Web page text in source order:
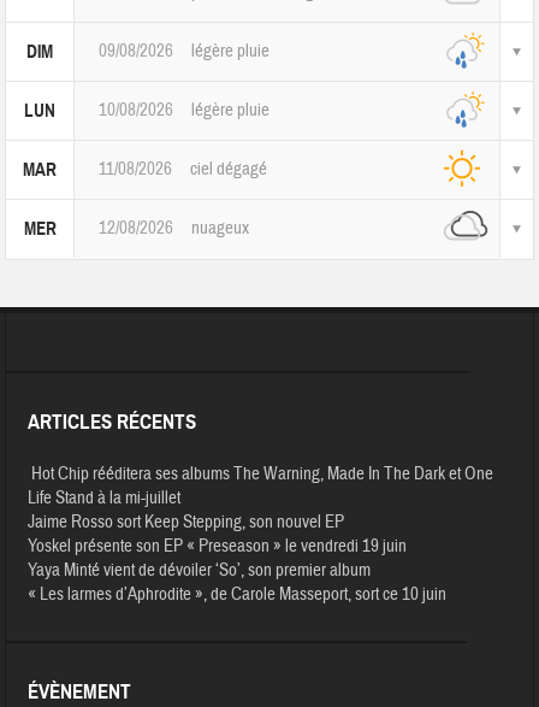
DIM 09/08/2026 légère pluie
LUN 10/08/2026 légère pluie
MAR 11/08/2026 ciel dégagé
MER 12/08/2026 nuageux
ARTICLES RÉCENTS
Hot Chip rééditera ses albums The Warning, Made In The Dark et One
Life Stand à la mi-juillet
Jaime Rosso sort Keep Stepping, son nouvel EP
Yoskel présente son EP « Preseason » le vendredi 19 juin
Yaya Minté vient de dévoiler ‘So’, son premier album
« Les larmes d’Aphrodite », de Carole Masseport, sort ce 10 juin
ÉVÈNEMENT